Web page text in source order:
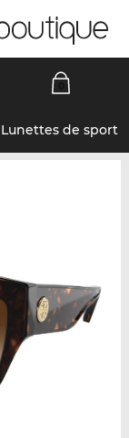
Lunettes de sport